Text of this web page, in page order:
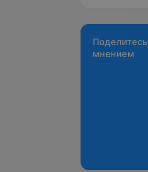
Поделитесь
мнением